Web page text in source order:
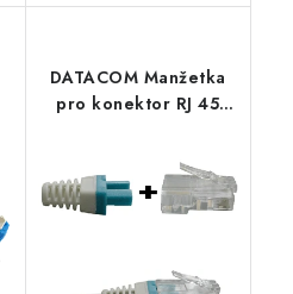
DATACOM Manžetka
pro konektor RJ 45